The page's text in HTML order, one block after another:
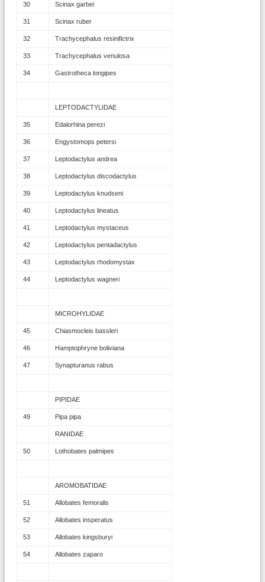
30 Scinax garbei
31 Scinax ruber
32 Trachycephalus resinifictrix
33 Trachycephalus venulosa
34 Gastrotheca longipes
LEPTODACTYLIDAE
35 Edalorhina perezi
36 Engystomops petersi
37 Leptodactylus andrea
38 Leptodactylus discodactylus
39 Leptodactylus knudseni
40 Leptodactylus lineatus
41 Leptodactylus mystaceus
42 Leptodactylus pentadactylus
43 Leptodactylus rhodomystax
44 Leptodactylus wagneri
MICROHYLIDAE
45 Chiasmocleis bassleri
46 Hamptophryne boliviana
47 Synapturanus rabus
PIPIDAE
49 Pipa pipa
RANIDAE
50 Lothobates palmipes
AROMOBATIDAE
51 Allobates femoralis
52 Allobates insperatus
53 Allobates kingsburyi
54 Allobates zaparo